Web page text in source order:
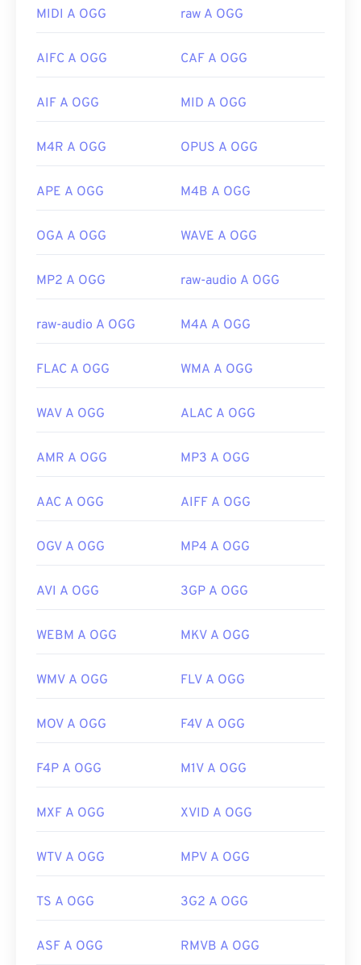
Sviluppato da:
, Moving Pictures Experts
Versione iniziale:
Link utili:
er_I
1.html
file OGG suGoogle Drive
, disponibile su qualsiasi
Apple non supportano OGG.
Link utili:
MIDI A OGG raw A OGG
AIFC A OGG CAF A OGG
AIF A OGG MID A OGG
M4R A OGG OPUS A OGG
APE A OGG M4B A OGG
OGA A OGG WAVE A OGG
MP2 A OGG raw-audio A OGG
raw-audio A OGG M4A A OGG
FLAC A OGG WMA A OGG
WAV A OGG ALAC A OGG
AMR A OGG MP3 A OGG
AAC A OGG AIFF A OGG
OGV A OGG MP4 A OGG
AVI A OGG 3GP A OGG
WEBM A OGG MKV A OGG
WMV A OGG FLV A OGG
MOV A OGG F4V A OGG
F4P A OGG M1V A OGG
MXF A OGG XVID A OGG
WTV A OGG MPV A OGG
TS A OGG 3G2 A OGG
ASF A OGG RMVB A OGG